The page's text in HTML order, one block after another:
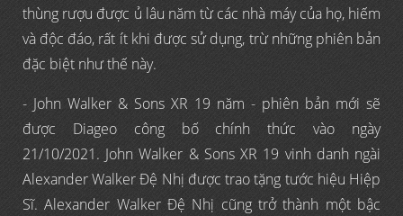
thùng rượu được ủ lâu năm từ các nhà máy của họ, hiếm
và độc đáo, rất ít khi được sử dụng, trừ những phiên bản
đặc biệt như thế này.
- John Walker & Sons XR 19 năm - phiên bản mới sẽ
được Diageo công bố chính thức vào ngày
21/10/2021. John Walker & Sons XR 19 vinh danh ngài
Alexander Walker Đệ Nhị được trao tặng tước hiệu Hiệp
Sĩ. Alexander Walker Đệ Nhị cũng trở thành một bậc